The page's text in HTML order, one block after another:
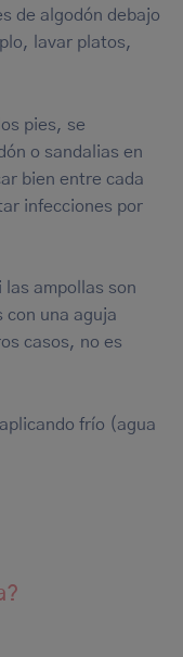
de algodón debajo
lavar platos,
pies, se
o sandalias en
bien entre cada
infecciones por
ampollas son
con una aguja
casos, no es
frío (agua